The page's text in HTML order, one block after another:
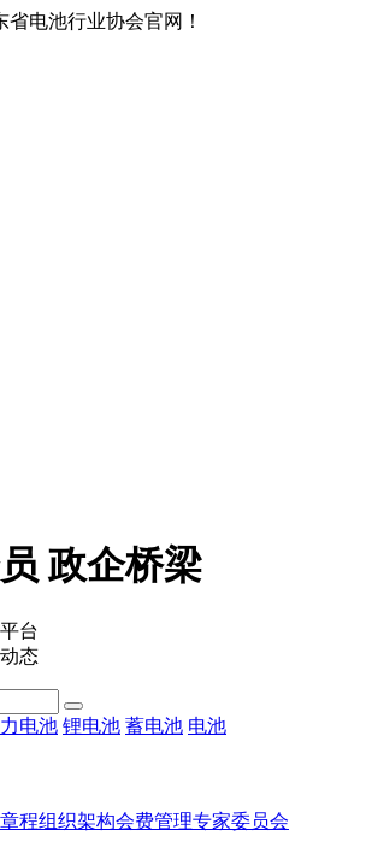
电池行业协会官网！
政企桥梁
台
态
电池 锂电池 蓄电池 电池
程组织架构会费管理专家委员会